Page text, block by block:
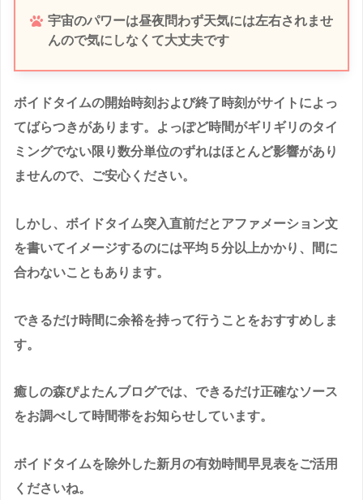
宇宙のパワーは昼夜問わず天気には左右されませ
んので気にしなくて大丈夫です
ボイドタイムの開始時刻および終了時刻がサイトによっ
てばらつきがあります。よっぽど時間がギリギリのタイ
ミングでない限り数分単位のずれはほとんど影響があり
ませんので、ご安心ください。
しかし、ボイドタイム突入直前だとアファメーション文
を書いてイメージするのには平均５分以上かかり、間に
合わないこともあります。
できるだけ時間に余裕を持って行うことをおすすめしま
す。
癒しの森ぴよたんブログでは、できるだけ正確なソース
をお調べして時間帯をお知らせしています。
ボイドタイムを除外した新月の有効時間早見表をご活用
くださいね。